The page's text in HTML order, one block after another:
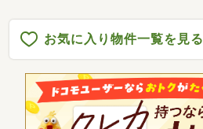
お気に入り物件一覧を見る